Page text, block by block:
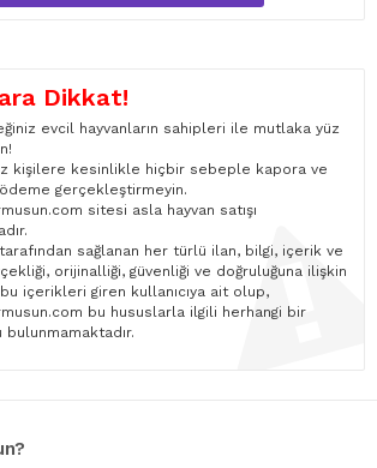
Dikkat!
evcil hayvanların sahipleri ile mutlaka yüz
kişilere kesinlikle hiçbir sebeple kapora ve
gerçekleştirmeyin.
sitesi asla hayvan satışı
tarafından sağlanan her türlü ilan, bilgi, içerik ve
orijinalliği, güvenliği ve doğruluğuna ilişkin
içerikleri giren kullanıcıya ait olup,
bu hususlarla ilgili herhangi bir
bulunmamaktadır.